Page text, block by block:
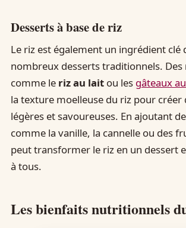
Desserts à base de riz
Le riz est également un ingrédient clé
nombreux desserts traditionnels. Des
comme le riz au laitou les gâteaux
la texture moelleuse du riz pour créer
légères et savoureuses. En ajoutant
comme la vanille, la cannelle ou des
peut transformer le riz en un dessert
à tous.
Les bienfaits nutritionnels